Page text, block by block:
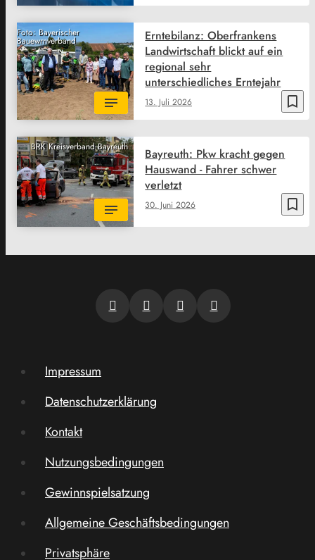
Foto: Bayerischer
Bauewrnverband
bookmark_border
13. Juli 2026
Erntebilanz: Oberfrankens
Landwirtschaft blickt auf ein
regional sehr
unterschiedliches Erntejahr
​​BRK Kreisverband Bayreuth
bookmark_border
30. Juni 2026
Bayreuth: Pkw kracht gegen
Hauswand - Fahrer schwer
verletzt
Impressum
Datenschutzerklärung
Kontakt
Nutzungsbedingungen
Gewinnspielsatzung
Allgemeine Geschäftsbedingungen
Privatsphäre